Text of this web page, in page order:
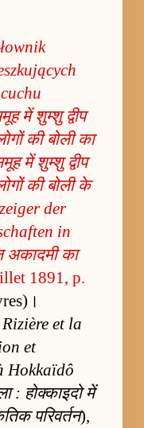
में शुम्शु द्वीप
की बोली का
में शुम्शु द्वीप
की बोली के
der
in
अकादमी का
1891, p.
et la
et
Hokkaïdô
: होक्काइदो में
परिवर्तन),